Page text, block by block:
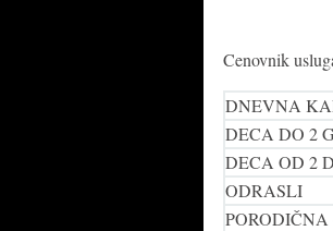
Cenovnik
DNEVNA
DECA DO 2
DECA OD 2
ODRASLI